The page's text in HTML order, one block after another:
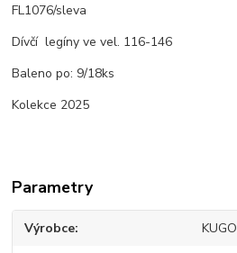
FL1076/sleva
Dívčí legíny ve vel. 116-146
Baleno po: 9/18ks
Kolekce 2025
Parametry
Výrobce KUGO